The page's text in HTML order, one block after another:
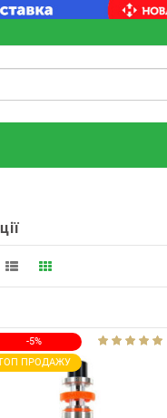
-5%
ПРОДАЖУ